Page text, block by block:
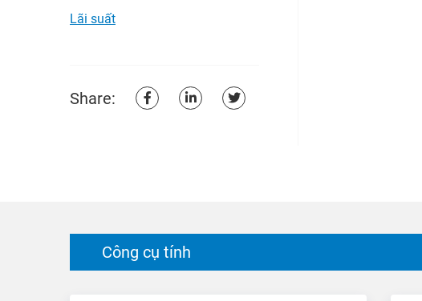
Lãi suất
Share:
Công cụ tính